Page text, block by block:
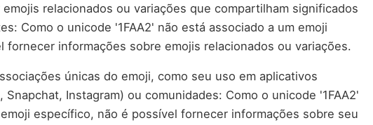
emojis relacionados ou variações que compartilham significados
Como o unicode '1FAA2' não está associado a um emoji
fornecer informações sobre emojis relacionados ou variações.
únicas do emoji, como seu uso em aplicativos
Instagram) ou comunidades: Como o unicode '1FAA2'
específico, não é possível fornecer informações sobre seu